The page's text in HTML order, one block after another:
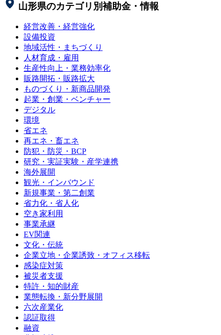
山形県のカテゴリ別補助金・情報
経営改善・経営強化
設備投資
地域活性・まちづくり
人材育成・雇用
生産性向上・業務効率化
販路開拓・販路拡大
ものづくり・新商品開発
起業・創業・ベンチャー
デジタル
環境
省エネ
再エネ・畜エネ
防犯・防災・BCP
研究・実証実験・産学連携
海外展開
観光・インバウンド
新規事業・第二創業
省力化・省人化
空き家利用
事業承継
EV関連
文化・伝統
企業立地・企業誘致・オフィス移転
感染症対策
被災者支援
特許・知的財産
業態転換・新分野展開
六次産業化
認証取得
融資